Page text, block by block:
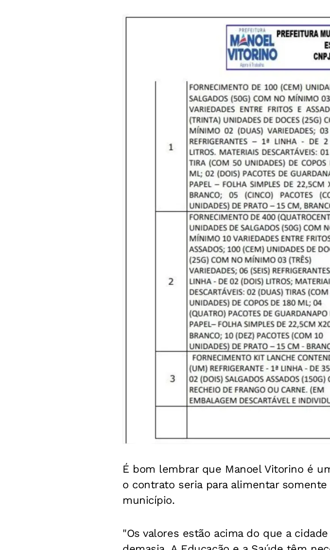
É bom lembrar que Manoel Vitorino é
o contrato seria para alimentar
município.
"Os valores estão acima do que a